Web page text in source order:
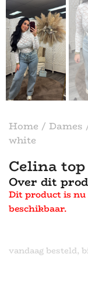
Home / Dames
white
Celina
Over dit
Dit product is
beschikbaar.
vandaag besteld,